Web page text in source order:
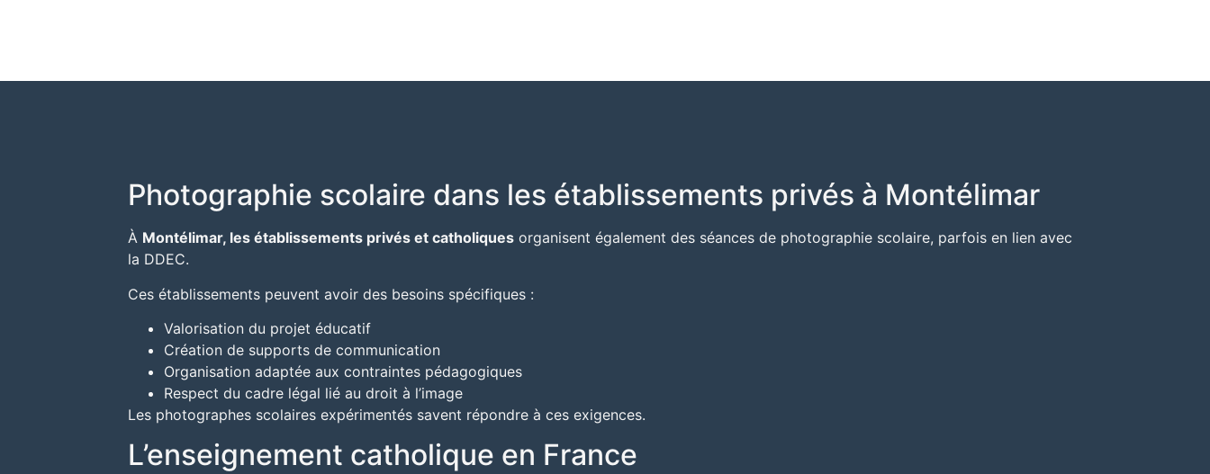
Photographie scolaire dans les établissements privés à Montélimar
À Montélimar, les établissements privés et catholiques organisent également des séances de photographie scolaire, parfois en lien avec
la DDEC.
Ces établissements peuvent avoir des besoins spécifiques :
Valorisation du projet éducatif
Création de supports de communication
Organisation adaptée aux contraintes pédagogiques
Respect du cadre légal lié au droit à l’image
Les photographes scolaires expérimentés savent répondre à ces exigences.
L’enseignement catholique en France